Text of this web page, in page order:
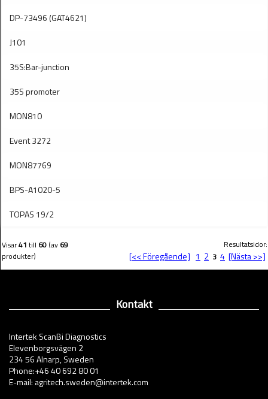
DP-73496 (GAT4621)
J101
35S:Bar-junction
35S promoter
MON810
Event 3272
MON87769
BPS-A1020-5
TOPAS 19/2
Visar41 till 60 (av 69
produkter)
Resultatsidor:
[<< Föregående] 1 2 3 4 [Nästa >>]
Kontakt
Intertek ScanBi Diagnostics
Elevenborgsvägen 2
234 56 Alnarp, Sweden
Phone:+46 40 692 80 01
E-mail: agritech.sweden@intertek.com